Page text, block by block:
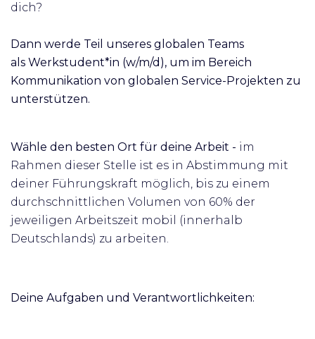
dich?
Dann werde Teil unseres globalen Teams
als Werkstudent*in (w/m/d), um im Bereich
Kommunikation von globalen Service-Projekten zu
unterstützen.
Wähle den besten Ort für deine Arbeit - im
Rahmen dieser Stelle ist es in Abstimmung mit
deiner Führungskraft möglich, bis zu einem
durchschnittlichen Volumen von 60% der
jeweiligen Arbeitszeit mobil (innerhalb
Deutschlands) zu arbeiten.
Deine Aufgaben und Verantwortlichkeiten: